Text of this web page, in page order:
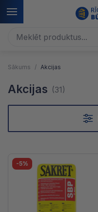
Sākums Akcijas
Akcijas (31)
-5%